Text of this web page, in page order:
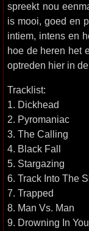
spreekt nou
is mooi, goed en
intiem, intens en
hoe de heren het
optreden hier in
Tracklist:
1. Dickhead
2. Pyromaniac
3. The Calling
4. Black Fall
5. Stargazing
6. Track Into The
7. Trapped
8. Man Vs. Man
9. Drowning In